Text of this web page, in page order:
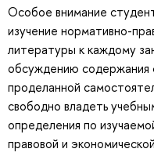
Особое внимание
изучение нормативно-
литературы к каждому
обсуждению содержания
проделанной
свободно владеть
определения по
правовой и